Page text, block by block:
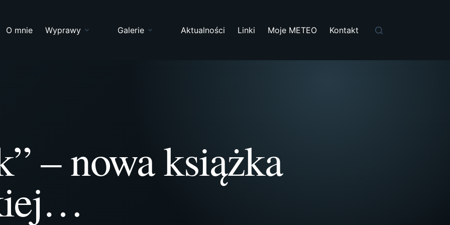
O mnie Wyprawy Galerie Aktualności Linki Moje METEO Kontakt
– nowa książka